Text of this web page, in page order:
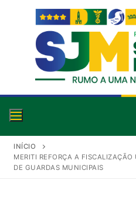
INÍCIO
MERITI REFORÇA A
DE GUARDAS MUNICIPAIS